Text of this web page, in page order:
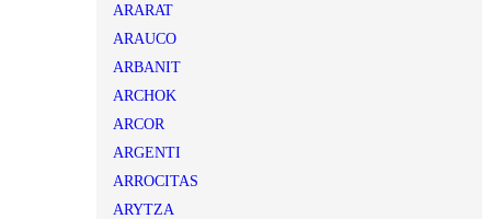
ARARAT
ARAUCO
ARBANIT
ARCHOK
ARCOR
ARGENTI
ARROCITAS
ARYTZA